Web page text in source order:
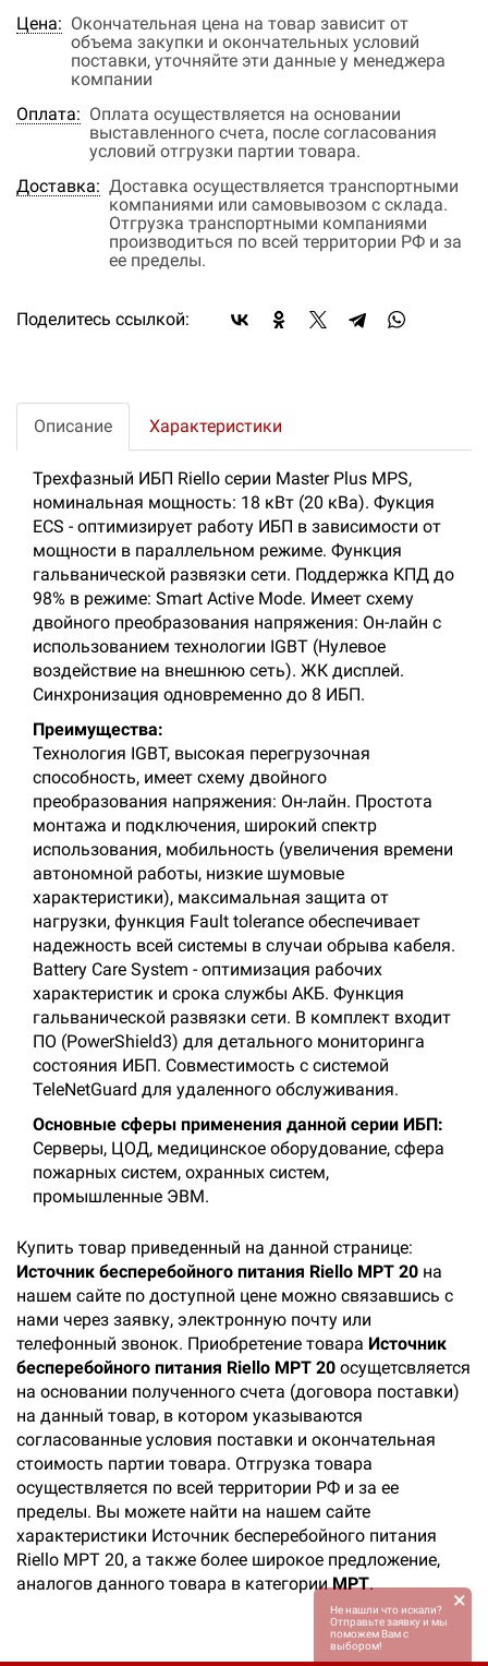
Цена: Окончательная цена на товар зависит от
объема закупки и окончательных условий
поставки, уточняйте эти данные у менеджера
компании
Оплата: Оплата осуществляется на основании
выставленного счета, после согласования
условий отгрузки партии товара.
Доставка: Доставка осуществляется транспортными
компаниями или самовывозом с склада.
Отгрузка транспортными компаниями
производиться по всей территории РФ и за
ее пределы.
Поделитесь ссылкой:
Описание Характеристики
Трехфазный ИБП Riello серии Master Plus MPS,
номинальная мощность: 18 кВт (20 кВа). Фукция
ECS - оптимизирует работу ИБП в зависимости от
мощности в параллельном режиме. Функция
гальванической развязки сети. Поддержка КПД до
98% в режиме: Smart Active Mode. Имеет схему
двойного преобразования напряжения: Он-лайн с
использованием технологии IGBT (Нулевое
воздействие на внешнюю сеть). ЖК дисплей.
Синхронизация одновременно до 8 ИБП.
Преимущества:
Технология IGBT, высокая перегрузочная
способность, имеет схему двойного
преобразования напряжения: Он-лайн. Простота
монтажа и подключения, широкий спектр
использования, мобильность (увеличения времени
автономной работы, низкие шумовые
характеристики), максимальная защита от
нагрузки, функция Fault tolerance обеспечивает
надежность всей системы в случаи обрыва кабеля.
Battery Care System - оптимизация рабочих
характеристик и срока службы АКБ. Функция
гальванической развязки сети. В комплект входит
ПО (PowerShield3) для детального мониторинга
состояния ИБП. Совместимость с системой
TeleNetGuard для удаленного обслуживания.
Основные сферы применения данной серии ИБП:
Серверы, ЦОД, медицинское оборудование, сфера
пожарных систем, охранных систем,
промышленные ЭВМ.
Купить товар приведенный на данной странице:
Источник бесперебойного питания Riello MPT 20 на
нашем сайте по доступной цене можно связавшись с
нами через заявку, электронную почту или
телефонный звонок. Приобретение товара Источник
бесперебойного питания Riello MPT 20 осущетсвляется
на основании полученного счета (договора поставки)
на данный товар, в котором указываются
согласованные условия поставки и окончательная
стоимость партии товара. Отгрузка товара
осуществляется по всей территории РФ и за ее
пределы. Вы можете найти на нашем сайте
характеристики Источник бесперебойного питания
Riello MPT 20, а также более широкое предложение,
аналогов данного товара в категорииMPT.
Не нашли что искали?
Отправьте заявку и мы
поможем Вам с
выбором!
×